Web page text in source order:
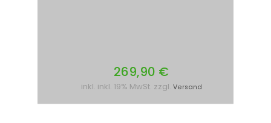
269,90 €
inkl. inkl. 19% MwSt. zzgl. Versand